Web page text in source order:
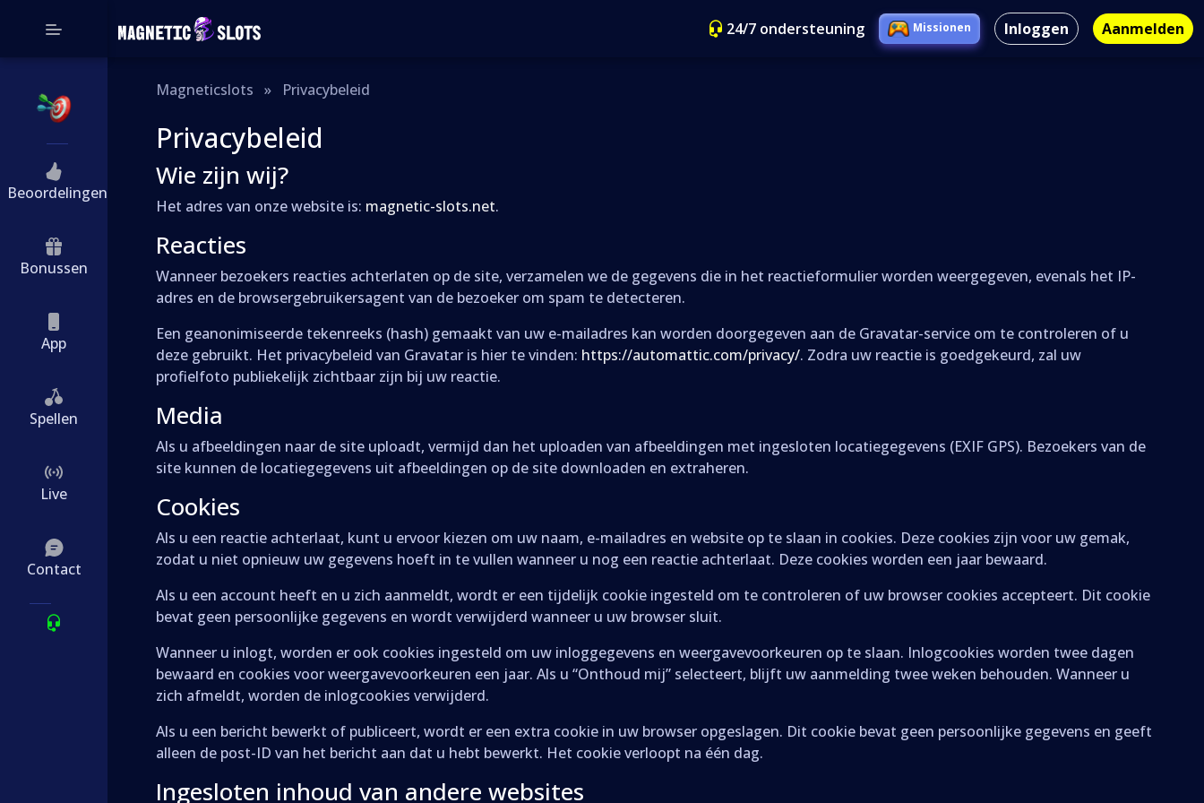
Beoordelingen
Bonussen
App
Spellen
Live
Contact
24/7 ondersteuning Missionen Inloggen Aanmelden
Magneticslots » Privacybeleid
Privacybeleid
Wie zijn wij?
Het adres van onze website is: magnetic-slots.net.
Reacties
Wanneer bezoekers reacties achterlaten op de site, verzamelen we de gegevens die in het reactieformulier worden weergegeven, evenals het IP-
adres en de browsergebruikersagent van de bezoeker om spam te detecteren.
Een geanonimiseerde tekenreeks (hash) gemaakt van uw e-mailadres kan worden doorgegeven aan de Gravatar-service om te controleren of u
deze gebruikt. Het privacybeleid van Gravatar is hier te vinden: https://automattic.com/privacy/. Zodra uw reactie is goedgekeurd, zal uw
profielfoto publiekelijk zichtbaar zijn bij uw reactie.
Media
Als u afbeeldingen naar de site uploadt, vermijd dan het uploaden van afbeeldingen met ingesloten locatiegegevens (EXIF GPS). Bezoekers van de
site kunnen de locatiegegevens uit afbeeldingen op de site downloaden en extraheren.
Cookies
Als u een reactie achterlaat, kunt u ervoor kiezen om uw naam, e-mailadres en website op te slaan in cookies. Deze cookies zijn voor uw gemak,
zodat u niet opnieuw uw gegevens hoeft in te vullen wanneer u nog een reactie achterlaat. Deze cookies worden een jaar bewaard.
Als u een account heeft en u zich aanmeldt, wordt er een tijdelijk cookie ingesteld om te controleren of uw browser cookies accepteert. Dit cookie
bevat geen persoonlijke gegevens en wordt verwijderd wanneer u uw browser sluit.
Wanneer u inlogt, worden er ook cookies ingesteld om uw inloggegevens en weergavevoorkeuren op te slaan. Inlogcookies worden twee dagen
bewaard en cookies voor weergavevoorkeuren een jaar. Als u “Onthoud mij” selecteert, blijft uw aanmelding twee weken behouden. Wanneer u
zich afmeldt, worden de inlogcookies verwijderd.
Als u een bericht bewerkt of publiceert, wordt er een extra cookie in uw browser opgeslagen. Dit cookie bevat geen persoonlijke gegevens en geeft
alleen de post-ID van het bericht aan dat u hebt bewerkt. Het cookie verloopt na één dag.
Ingesloten inhoud van andere websites